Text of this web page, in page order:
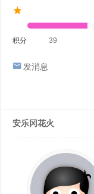
积分 39
发消息
安乐冈花火